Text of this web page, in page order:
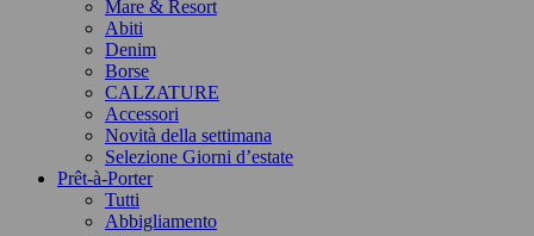
Mare & Resort
Abiti
Denim
Borse
CALZATURE
Accessori
Novità della settimana
Selezione Giorni d’estate
Prêt-à-Porter
Tutti
Abbigliamento